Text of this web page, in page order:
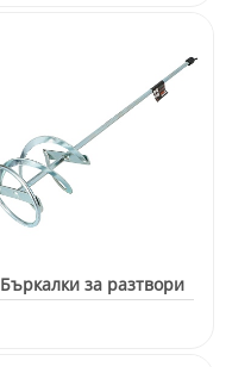
Бъркалки за разтвори